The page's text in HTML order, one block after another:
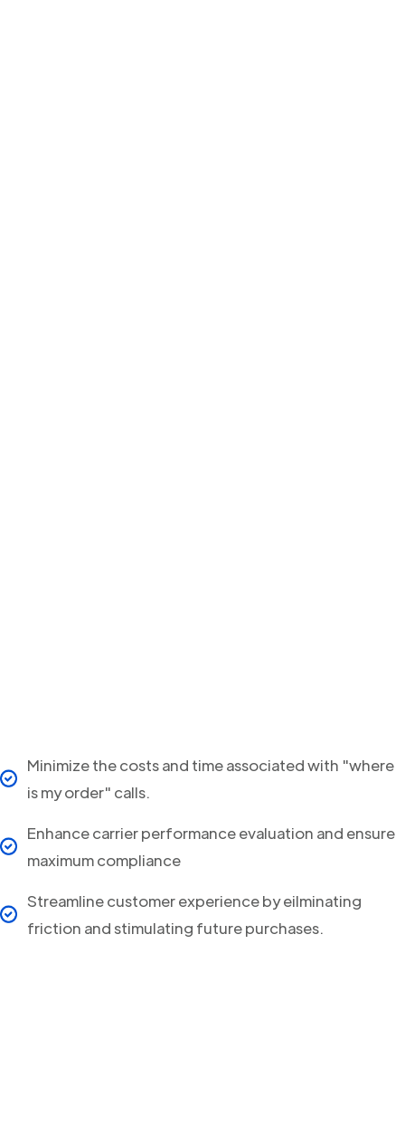
Minimize the costs and time associated with "where
is my order" calls.
Enhance carrier performance evaluation and ensure
maximum compliance
Streamline customer experience by eilminating
friction and stimulating future purchases.